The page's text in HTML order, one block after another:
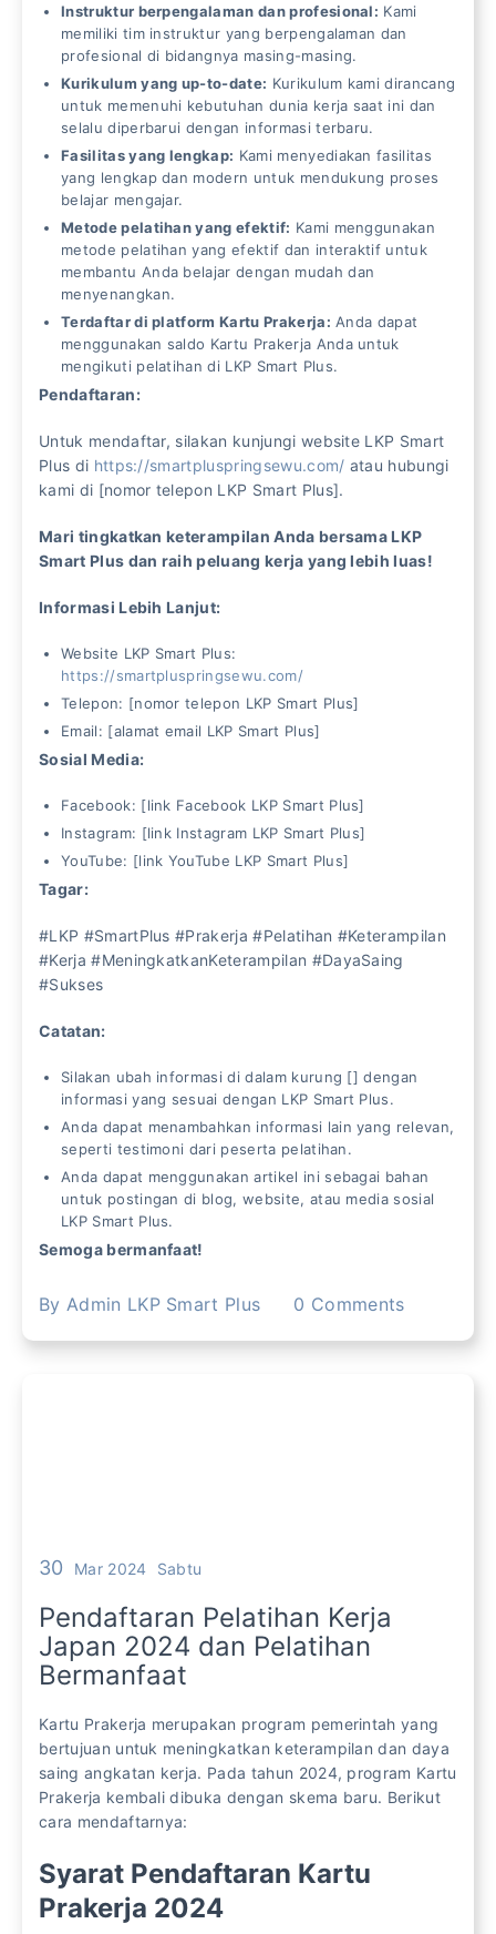
Instruktur berpengalaman dan profesional: Kami
memiliki tim instruktur yang berpengalaman dan
profesional di bidangnya masing-masing.
Kurikulum yang up-to-date: Kurikulum kami dirancang
untuk memenuhi kebutuhan dunia kerja saat ini dan
selalu diperbarui dengan informasi terbaru.
Fasilitas yang lengkap: Kami menyediakan fasilitas
yang lengkap dan modern untuk mendukung proses
belajar mengajar.
Metode pelatihan yang efektif: Kami menggunakan
metode pelatihan yang efektif dan interaktif untuk
membantu Anda belajar dengan mudah dan
menyenangkan.
Terdaftar di platform Kartu Prakerja: Anda dapat
menggunakan saldo Kartu Prakerja Anda untuk
mengikuti pelatihan di LKP Smart Plus.
Pendaftaran:
Untuk mendaftar, silakan kunjungi website LKP Smart
Plus di https://smartpluspringsewu.com/ atau hubungi
kami di [nomor telepon LKP Smart Plus].
Mari tingkatkan keterampilan Anda bersama LKP
Smart Plus dan raih peluang kerja yang lebih luas!
Informasi Lebih Lanjut:
Website LKP Smart Plus:
https://smartpluspringsewu.com/
Telepon: [nomor telepon LKP Smart Plus]
Email: [alamat email LKP Smart Plus]
Sosial Media:
Facebook: [link Facebook LKP Smart Plus]
Instagram: [link Instagram LKP Smart Plus]
YouTube: [link YouTube LKP Smart Plus]
Tagar:
#LKP #SmartPlus #Prakerja #Pelatihan #Keterampilan
#Kerja #MeningkatkanKeterampilan #DayaSaing
#Sukses
Catatan:
Silakan ubah informasi di dalam kurung [] dengan
informasi yang sesuai dengan LKP Smart Plus.
Anda dapat menambahkan informasi lain yang relevan,
seperti testimoni dari peserta pelatihan.
Anda dapat menggunakan artikel ini sebagai bahan
untuk postingan di blog, website, atau media sosial
LKP Smart Plus.
Semoga bermanfaat!
By Admin LKP Smart Plus 0 Comments
30 Mar 2024 Sabtu
Pendaftaran Pelatihan Kerja
Japan 2024 dan Pelatihan
Bermanfaat
Kartu Prakerja merupakan program pemerintah yang
bertujuan untuk meningkatkan keterampilan dan daya
saing angkatan kerja. Pada tahun 2024, program Kartu
Prakerja kembali dibuka dengan skema baru. Berikut
cara mendaftarnya:
Syarat Pendaftaran Kartu
Prakerja 2024